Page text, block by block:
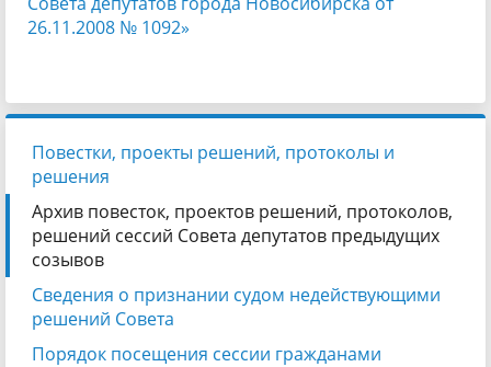
26.11.2008 № 1092»
Повестки, проекты решений, протоколы и
решения
Архив повесток, проектов решений, протоколов,
решений сессий Совета депутатов предыдущих
созывов
Сведения о признании судом недействующими
решений Совета
Порядок посещения сессии гражданами